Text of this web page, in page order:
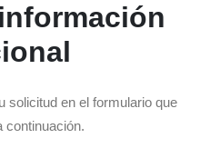
solicitud en el formulario que
continuación.